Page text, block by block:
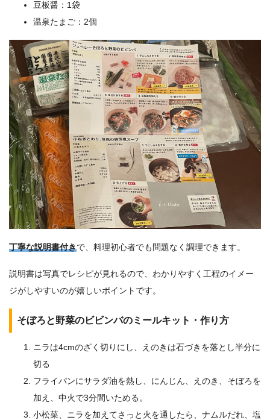
豆板醤：1袋
温泉たまご：2個
丁寧な説明書付きで、料理初心者でも問題なく調理できます。
説明書は写真でレシピが見れるので、わかりやすく工程のイメー
ジがしやすいのが嬉しいポイントです。
そぼろと野菜のビビンバのミールキット・作り方
ニラは4cmのざく切りにし、えのきは石づきを落とし半分に
切る
フライパンにサラダ油を熱し、にんじん、えのき、そぼろを
加え、中火で3分間いためる。
小松菜、ニラを加えてさっと火を通したら、ナムルだれ、塩